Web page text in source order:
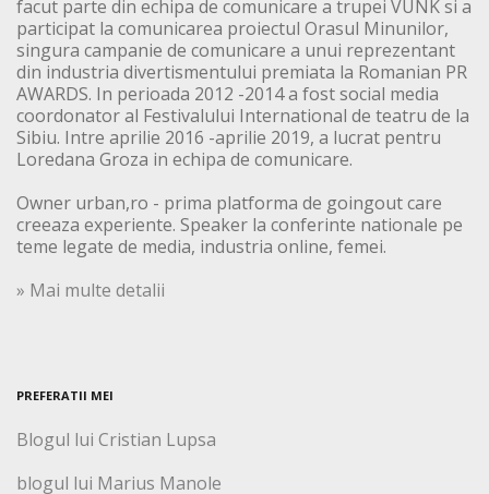
facut parte din echipa de comunicare a trupei VUNK si a
participat la comunicarea proiectul Orasul Minunilor,
singura campanie de comunicare a unui reprezentant
din industria divertismentului premiata la Romanian PR
AWARDS. In perioada 2012 -2014 a fost social media
coordonator al Festivalului International de teatru de la
Sibiu. Intre aprilie 2016 -aprilie 2019, a lucrat pentru
Loredana Groza in echipa de comunicare.
Owner urban,ro - prima platforma de goingout care
creeaza experiente. Speaker la conferinte nationale pe
teme legate de media, industria online, femei.
» Mai multe detalii
PREFERATII MEI
Blogul lui Cristian Lupsa
blogul lui Marius Manole